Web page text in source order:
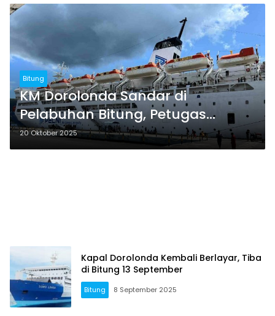
Bitung
KM Dorolonda Sandar di
Pelabuhan Bitung, Petugas
Gagalkan Penyelundupan Cap
Tikus
20 Oktober 2025
Kapal Dorolonda Kembali Berlayar, Tiba
di Bitung 13 September
Bitung 8 September 2025